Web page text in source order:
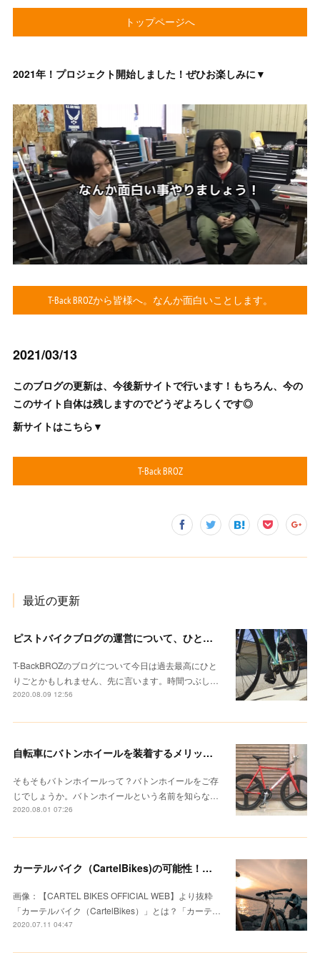
トップページへ
2021年！プロジェクト開始しました！ぜひお楽しみに▼
T-Back BROZから皆様へ。なんか面白いことします。
2021/03/13
このブログの更新は、今後新サイトで行います！もちろん、今の
このサイト自体は残しますのでどうぞよろしくです◎
新サイトはこちら▼
T-Back BROZ
最近の更新
ピストバイクブログの運営について、ひとりごと。ぼくの「T-BackBROZ」
T-BackBROZのブログについて今日は過去最高にひと
りごとかもしれません、先に言います。時間つぶし…
2020.08.09 12:56
自転車にバトンホイールを装着するメリットとは？感じたことを正直に書いてみる。
そもそもバトンホイールって？バトンホイールをご存
じでしょうか。バトンホイールという名前を知らな…
2020.08.01 07:26
カーテルバイク（CartelBikes)の可能性！エントリーモデルでも侮るなかれ。
画像：【CARTEL BIKES OFFICIAL WEB】より抜粋
「カーテルバイク（CartelBikes）」とは？「カーテ…
2020.07.11 04:47